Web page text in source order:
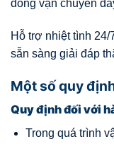
đồng vận chuyển
Hỗ trợ nhiệt tình
sẵn sàng giải đáp
Một số quy
Quy định đối với
Trong quá trình